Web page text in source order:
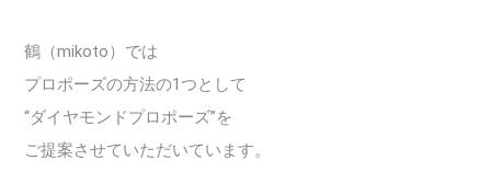
鶴（mikoto）では
プロポーズの方法の1つとして
“ダイヤモンドプロポーズ”を
ご提案させていただいています。